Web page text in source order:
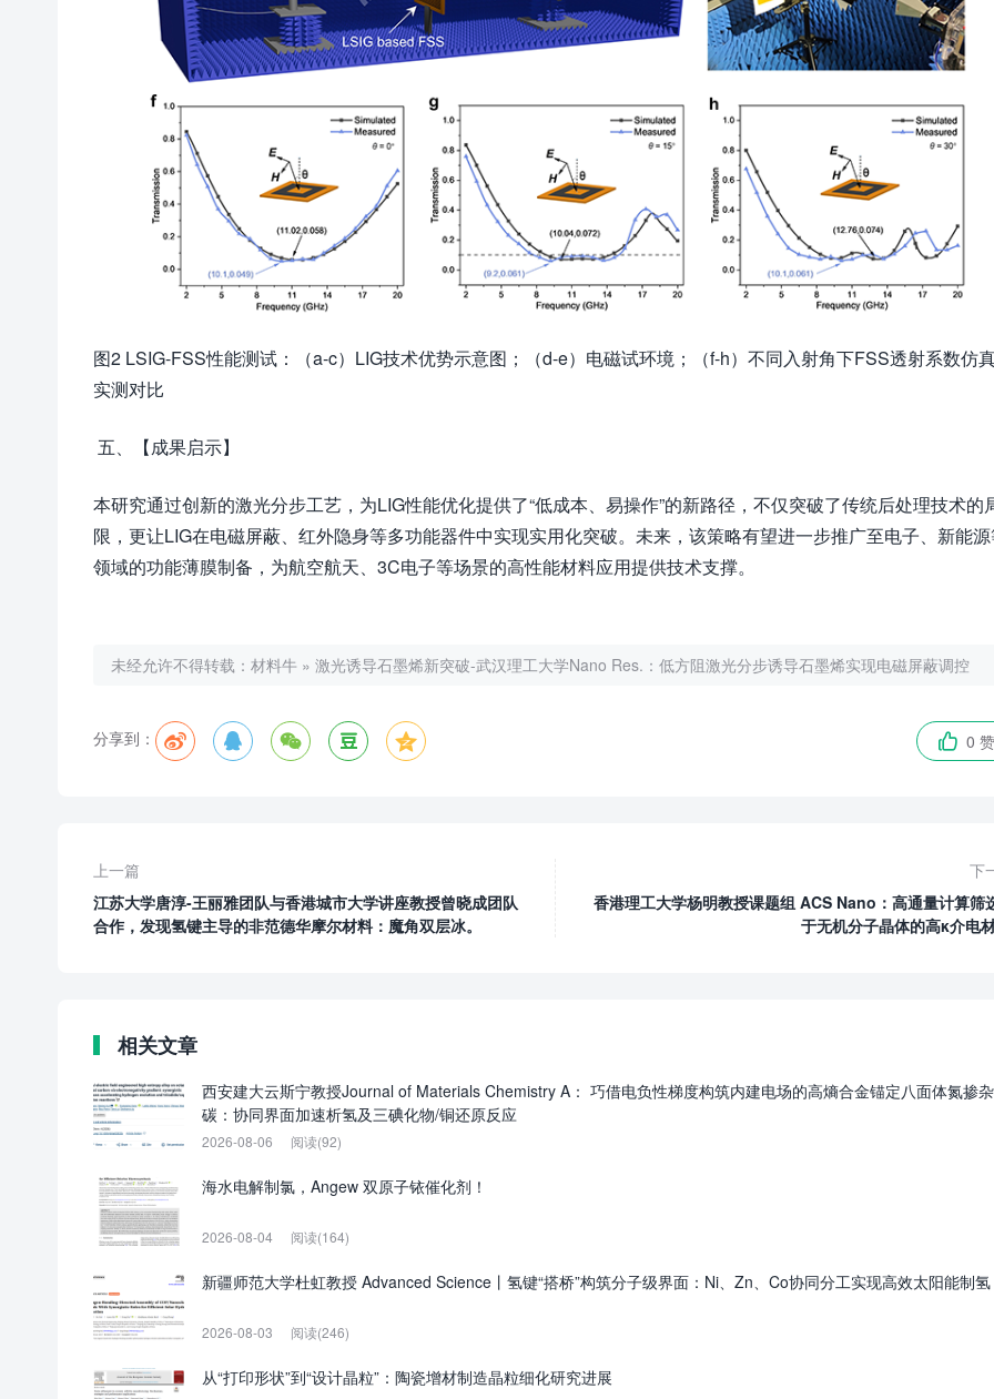
图2 LSIG-FSS性能测试：（a-c）LIG技术优势示意图；（d-e）电磁试环境；（f-h）不同入射角下FSS透射系数仿
实测对比
五、【成果启示】
本研究通过创新的激光分步工艺，为LIG性能优化提供了“低成本、易操作”的新路径，不仅突破了传统后处理技术的
限，更让LIG在电磁屏蔽、红外隐身等多功能器件中实现实用化突破。未来，该策略有望进一步推广至电子、新能
领域的功能薄膜制备，为航空航天、3C电子等场景的高性能材料应用提供技术支撑。
未经允许不得转载： 材料牛 » 激光诱导石墨烯新突破-武汉理工大学Nano Res.：低方阻激光分步诱导石墨烯实现电磁屏蔽调控
分享到：       0 赞
上一篇
江苏大学唐淳-王丽雅团队与香港城市大学讲座教授曾晓成团队
合作，发现氢键主导的非范德华摩尔材料​：魔角双层冰。
下
香港理工大学杨明教授课题组 ACS Nano：高通量计算筛
于无机分子晶体的高κ介电
相关文章
西安建大云斯宁教授Journal of Materials Chemistry A： 巧借电负性梯度构筑内建电场的高熵合金锚定八面体氮掺杂
碳：协同界面加速析氢及三碘化物/铜还原反应
2026-08-06 阅读(92)
海水电解制氯，Angew 双原子铱催化剂！
2026-08-04 阅读(164)
新疆师范大学杜虹教授 Advanced Science丨氢键“搭桥”构筑分子级界面：Ni、Zn、Co协同分工实现高效太阳能制氢
2026-08-03 阅读(246)
从“打印形状”到“设计晶粒”：陶瓷增材制造晶粒细化研究进展